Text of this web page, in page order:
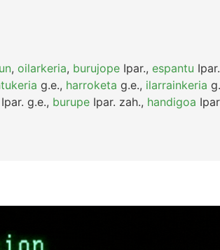
, oilarkeria, burujope Ipar., espantu Ipar.
g.e., harroketa g.e., ilarrainkeria
Ipar. g.e., burupe Ipar. zah., handigoa